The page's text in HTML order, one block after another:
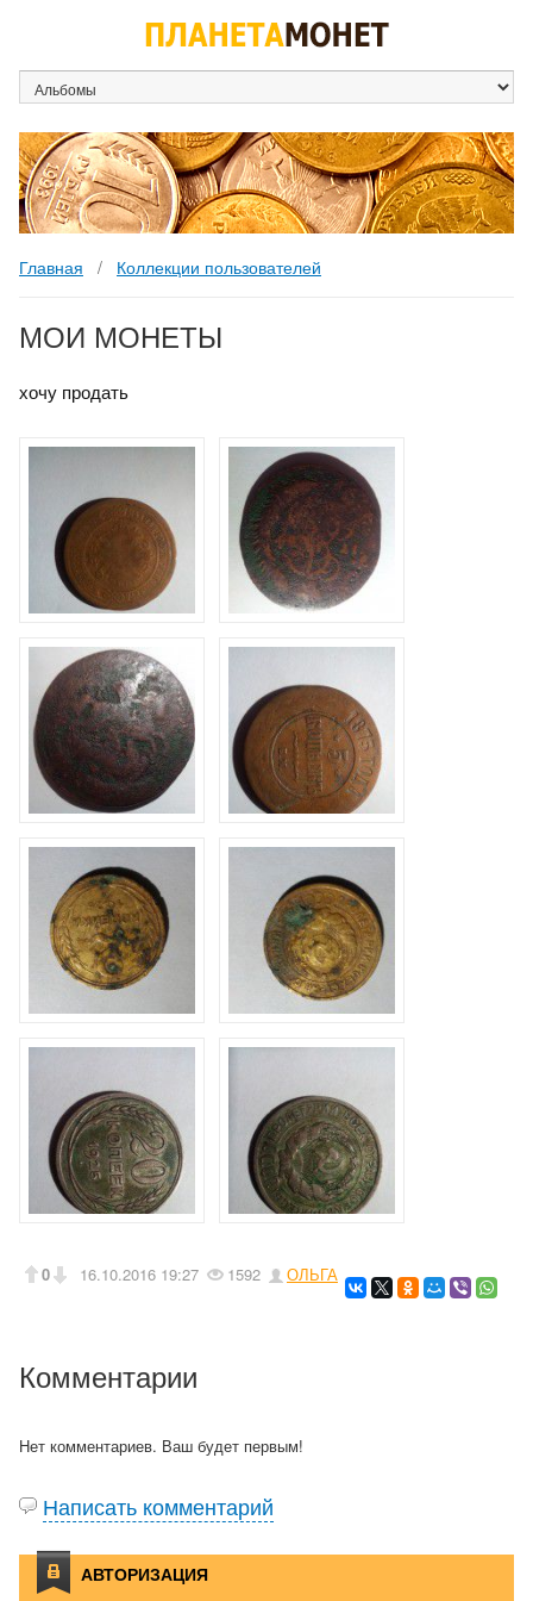
Коллекции пользователей
МОИ МОНЕТЫ
хочу продать
0 16.10.2016 19:27 1592 ОЛЬГА
Комментарии
Нет комментариев. Ваш будет первым!
Написать комментарий
АВТОРИЗАЦИЯ